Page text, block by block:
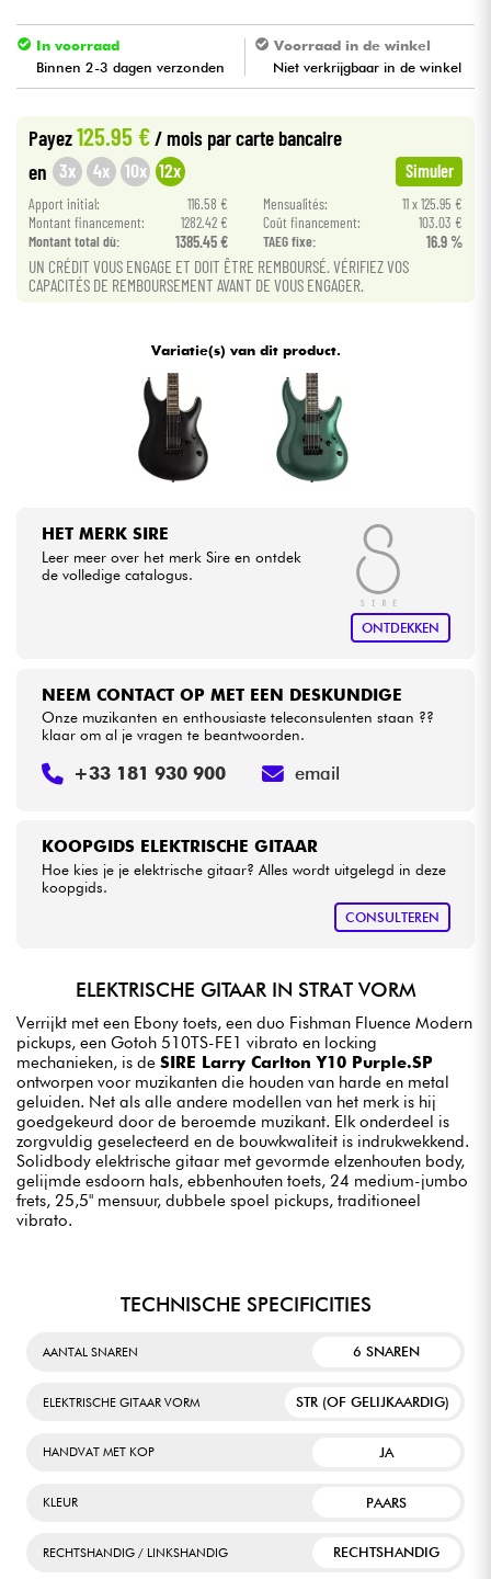
Viool & Quatuor
Kabels & toebehoren
HiFi
Sets
In voorraad
Binnen 2-3 dagen verzonden
Voorraad in de winkel
Niet verkrijgbaar in de winkel
Payez125.95 €/ mois par carte bancaire
en 3x 4x 10x 12x Simuler
Apport initial: 116.58 € Mensualités:
11 x 125.95 €
Montant financement:
1282.42 € Coût financement:
103.03 €
Montant total dù:
1385.45 € TAEG fixe: 16.9 %
UN CRÉDIT VOUS ENGAGE ET DOIT ÊTRE REMBOURSÉ. VÉRIFIEZ VOS
CAPACITÉS DE REMBOURSEMENT AVANT DE VOUS ENGAGER.
Variatie(s) van dit product.
HET MERK SIRE
Leer meer over het merk Sire en ontdek
de volledige catalogus.
ONTDEKKEN
KOOPGIDS ELEKTRISCHE GITAAR
Hoe kies je je elektrische gitaar? Alles wordt uitgelegd in deze
koopgids.
CONSULTEREN
NEEM CONTACT OP MET EEN DESKUNDIGE
Onze muzikanten en enthousiaste teleconsulenten staan ??
klaar om al je vragen te beantwoorden.
+33 181 930 900 email
ELEKTRISCHE GITAAR IN STRAT VORM
Verrijkt met een Ebony toets, een duo Fishman Fluence Modern
pickups, een Gotoh 510TS-FE1 vibrato en locking
mechanieken, is de SIRE Larry Carlton Y10 Purple.SP
ontworpen voor muzikanten die houden van harde en metal
geluiden. Net als alle andere modellen van het merk is hij
goedgekeurd door de beroemde muzikant. Elk onderdeel is
zorgvuldig geselecteerd en de bouwkwaliteit is indrukwekkend.
Solidbody elektrische gitaar met gevormde elzenhouten body,
gelijmde esdoorn hals, ebbenhouten toets, 24 medium-jumbo
frets, 25,5" mensuur, dubbele spoel pickups, traditioneel
vibrato.
TECHNISCHE SPECIFICITIES
AANTAL SNAREN 6 SNAREN
ELEKTRISCHE GITAAR VORM STR (OF GELIJKAARDIG)
HANDVAT MET KOP JA
KLEUR PAARS
RECHTSHANDIG / LINKSHANDIG RECHTSHANDIG